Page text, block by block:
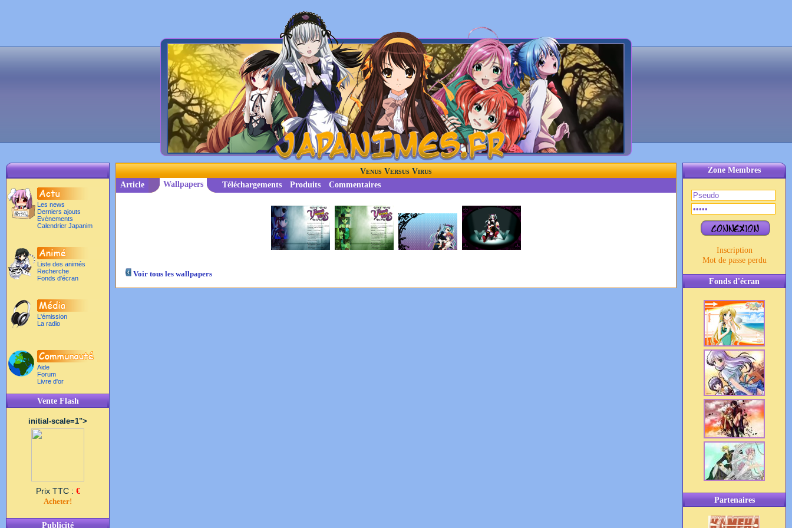
Les news
Derniers ajouts
Evènements
Calendrier Japanim
Liste des animés
Recherche
Fonds d'écran
L'émission
La radio
Aide
Forum
Livre d'or
Vente Flash
initial-scale=1">
Prix TTC : €
Acheter!
Publicité
Zone Membres
Inscription
Mot de passe perdu
Fonds d'écran
Partenaires
Venus Versus Virus
Article Wallpapers Téléchargements Produits Commentaires
Voir tous les wallpapers